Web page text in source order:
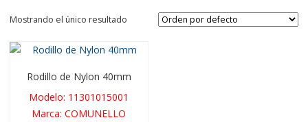
Mostrando el único resultado
Rodillo de Nylon 40mm
Modelo: 11301015001
Marca:COMUNELLO